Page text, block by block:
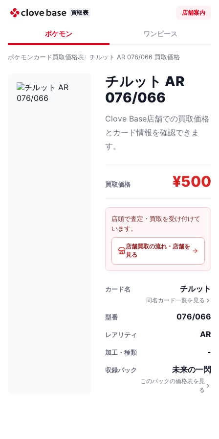
買取表 店舗案内
ポケモン ワンピース
ポケモンカード買取価格表 チルット AR 076/066 買取価格
チルット AR
076/066
Clove Base店舗での買取価格
とカード情報を確認できま
す。
買取価格 ¥500
店頭で査定・買取を受け付けて
います。
店舗買取の流れ・店舗を
見る
カード名 チルット
同名カード一覧を見る
型番 076/066
レアリティ AR
加工・種類 -
収録パック 未来の一閃
このパックの価格表を見
る